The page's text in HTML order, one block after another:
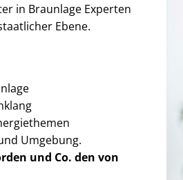
in Braunlage Experten
Ebene.
Umgebung.
und Co. den von